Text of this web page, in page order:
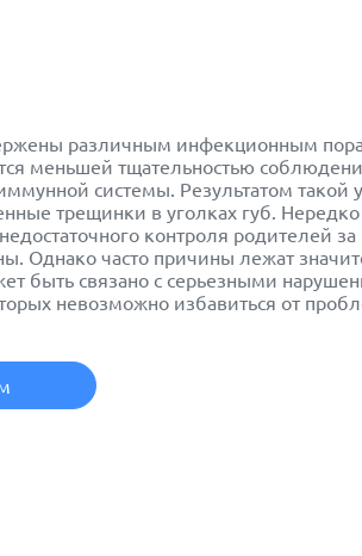
различным инфекционным
меньшей тщательностью
системы. Результатом такой
трещинки в уголках губ. Нередко
контроля родителей за
Однако часто причины лежат
быть связано с серьезными
невозможно избавиться от